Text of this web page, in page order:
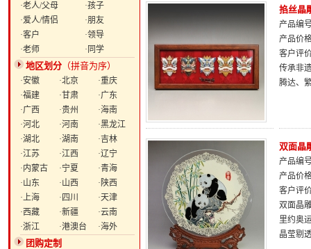
·老人/父母
·孩子
·爱人/情侣
·朋友
·客户
·领导
·老师
·同学
地区划分 （拼音为序）
·安徽 ·北京
·重庆
·福建
·甘肃
·广东
·广西
·贵州
·海南
·河北
·河南
·黑龙江
·湖北
·湖南
·吉林
·江苏
·江西
·辽宁
·内蒙古
·宁夏
·青海
·山东
·山西
·陕西
·上海
·四川
·天津
·西藏
·新疆
·云南
·浙江
·港澳台 ·海外
团购定制
掐丝晶
产品编
产品价
客户评
传承非
腾达、
双面晶
产品编
产品价
客户评
双面晶
里约奥
晶莹剔